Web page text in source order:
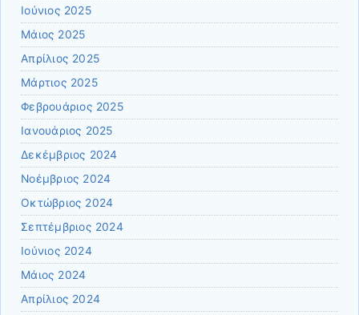
Ιούνιος 2025
Μάιος 2025
Απρίλιος 2025
Μάρτιος 2025
Φεβρουάριος 2025
Ιανουάριος 2025
Δεκέμβριος 2024
Νοέμβριος 2024
Οκτώβριος 2024
Σεπτέμβριος 2024
Ιούνιος 2024
Μάιος 2024
Απρίλιος 2024